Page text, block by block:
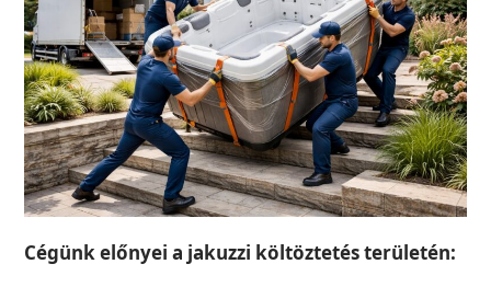
Cégünk előnyei a jakuzzi költöztetés területén: